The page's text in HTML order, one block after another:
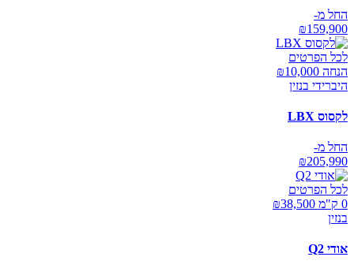
החל מ-
₪159,900
לכל הפרטים
הנחה ₪ 10,000
היברידי בנזין
לקסוס LBX
החל מ-
₪205,990
לכל הפרטים
0 ק"מ ₪
38,500
בנזין
אודי Q2